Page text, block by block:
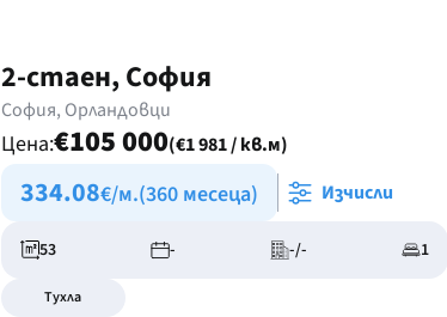
2-стаен, София
София, Орландовци
Цена:€105 000(€1 981 / кв.м)
334.08€/м.(360 месеца) Изчисли
53 - -/- 1
Тухла